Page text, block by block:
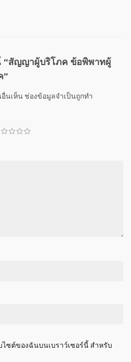
“สัญญาผู้บริโภค ข้อพิพาทผู้
”
นเห็น ช่องข้อมูลจำเป็นถูกทำ
ไซต์ของฉันบนเบราว์เซอร์นี้ สำหรับ